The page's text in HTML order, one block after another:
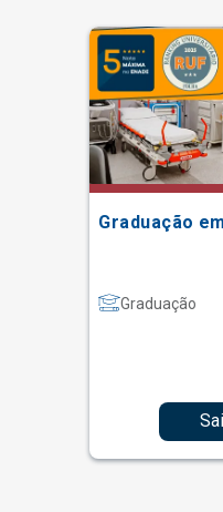
Graduação
Graduação